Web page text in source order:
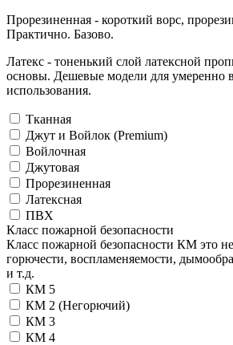
Прорезиненная - короткий ворс,
Практично. Базово.
Латекс - тоненький слой латексной
основы. Дешевые модели для умеренно
использования.
Тканная
Джут и Войлок (Premium)
Войлочная
Джутовая
Прорезиненная
Латексная
ПВХ
Класс пожарной безопасности
Класс пожарной безопасности КМ это
горючести, воспламеняемости,
и т.д.
КМ 5
КМ 2 (Негорючий)
КМ 3
КМ 4